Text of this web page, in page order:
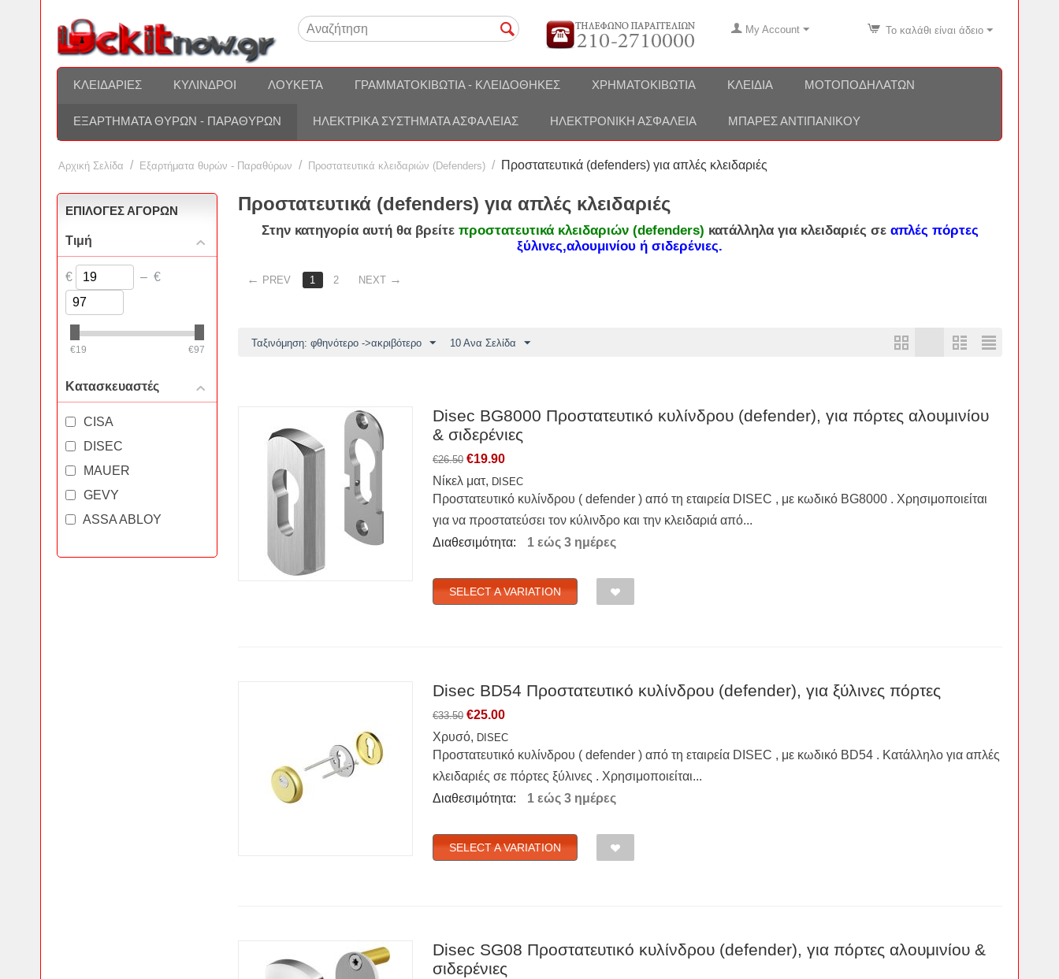
My Account Το καλάθι είναι άδειο
ΚΛΕΙΔΑΡΙΈΣ ΚΎΛΙΝΔΡΟΙ ΛΟΥΚΈΤΑ ΓΡΑΜΜΑΤΟΚΙΒΏΤΙΑ - ΚΛΕΙΔΟΘΉΚΕΣ ΧΡΗΜΑΤΟΚΙΒΏΤΙΑ ΚΛΕΙΔΙΆ ΜΟΤΟΠΟΔΗΛΆΤΩΝ
ΕΞΑΡΤΉΜΑΤΑ ΘΥΡΏΝ - ΠΑΡΑΘΎΡΩΝ ΗΛΕΚΤΡΙΚΆ ΣΥΣΤΉΜΑΤΑ ΑΣΦΑΛΕΊΑΣ ΗΛΕΚΤΡΟΝΙΚΉ ΑΣΦΆΛΕΙΑ ΜΠΆΡΕΣ ΑΝΤΙΠΑΝΙΚΟΎ
Αρχική Σελίδα / Εξαρτήματα θυρών - Παραθύρων / Προστατευτικά κλειδαριών (Defenders) / Προστατευτικά (defenders) για απλές κλειδαριές
ΕΠΙΛΟΓΈΣ ΑΓΟΡΏΝ
Τιμή
€ – €
€19 €97
Κατασκευαστές
CISA
DISEC
MAUER
GEVY
ASSA ABLOY
Προστατευτικά (defenders) για απλές κλειδαριές
Στην κατηγορία αυτή θα βρείτε προστατευτικά κλειδαριών(defenders) κατάλληλα για κλειδαριές σε απλές πόρτες
ξύλινες,αλουμινίου ή σιδερένιες.
PREV 1 2 NEXT
Ταξινόμηση: φθηνότερο ->ακριβότερο 10 Ανα Σελίδα
Disec BG8000 Προστατευτικό κυλίνδρου (defender), για πόρτες αλουμινίου
& σιδερένιες
€26.50 €19.90
Νίκελ ματ, DISEC
Προστατευτικό κυλίνδρου ( defender ) από τη εταιρεία DISEC , με κωδικό BG8000 . Χρησιμοποιείται
για να προστατεύσει τον κύλινδρο και την κλειδαριά από...
Διαθεσιμότητα:
1 εώς 3 ημέρες
SELECT A VARIATION
Disec BD54 Προστατευτικό κυλίνδρου (defender), για ξύλινες πόρτες
€33.50 €25.00
Χρυσό, DISEC
Προστατευτικό κυλίνδρου ( defender ) από τη εταιρεία DISEC , με κωδικό BD54 . Κατάλληλο για απλές
κλειδαριές σε πόρτες ξύλινες . Χρησιμοποιείται...
Διαθεσιμότητα:
1 εώς 3 ημέρες
SELECT A VARIATION
Disec SG08 Προστατευτικό κυλίνδρου (defender), για πόρτες αλουμινίου &
σιδερένιες